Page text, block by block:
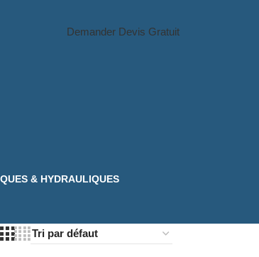
Demander Devis Gratuit
& HYDRAULIQUES